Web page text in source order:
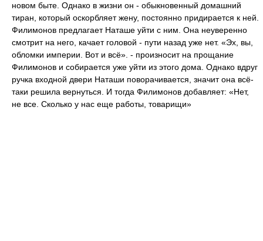
новом быте. Однако в жизни он - обыкновенный домашний
тиран, который оскорбляет жену, постоянно придирается к ней.
Филимонов предлагает Наташе уйти с ним. Она неуверенно
смотрит на него, качает головой - пути назад уже нет. «Эх, вы,
обломки империи. Вот и всё». - произносит на прощание
Филимонов и собирается уже уйти из этого дома. Однако вдруг
ручка входной двери Наташи поворачивается, значит она всё-
таки решила вернуться. И тогда Филимонов добавляет: «Нет,
не все. Сколько у нас еще работы, товарищи»